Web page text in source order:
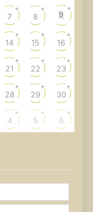
7
+
8
+
9
+
14
+
15
+
16
+
21
+
22
+
23
+
28
+
29
+
30
+
4
+
5
+
6
+